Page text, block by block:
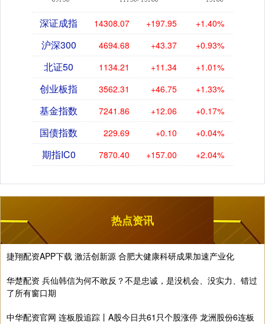
深证成指 14308.07 +197.95 +1.40%
沪深300 4694.68 +43.37 +0.93%
北证50 1134.21 +11.34 +1.01%
创业板指 3562.31 +46.75 +1.33%
基金指数 7241.86 +12.06 +0.17%
国债指数 229.69 +0.10 +0.04%
期指IC0 7870.40 +157.00 +2.04%
热点资讯
捷翔配资APP下载 激活创新源 合肥大健康科研成果加速产业化
华楚配资 兵仙韩信为何不敢反？不是忠诚，是没机会、没实力、错过
了所有窗口期
中华配资官网 连板股追踪丨A股今日共61只个股涨停 龙洲股份6连板